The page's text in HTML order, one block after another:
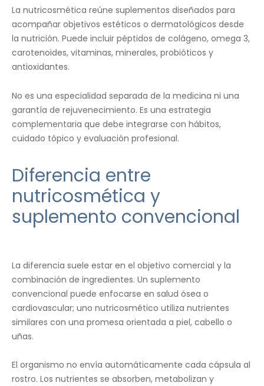
La nutricosmética reúne suplementos diseñados para
acompañar objetivos estéticos o dermatológicos desde
la nutrición. Puede incluir péptidos de colágeno, omega 3,
carotenoides, vitaminas, minerales, probióticos y
antioxidantes.
No es una especialidad separada de la medicina ni una
garantía de rejuvenecimiento. Es una estrategia
complementaria que debe integrarse con hábitos,
cuidado tópico y evaluación profesional.
Diferencia entre
nutricosmética y
suplemento convencional
La diferencia suele estar en el objetivo comercial y la
combinación de ingredientes. Un suplemento
convencional puede enfocarse en salud ósea o
cardiovascular; uno nutricosmético utiliza nutrientes
similares con una promesa orientada a piel, cabello o
uñas.
El organismo no envía automáticamente cada cápsula al
rostro. Los nutrientes se absorben, metabolizan y